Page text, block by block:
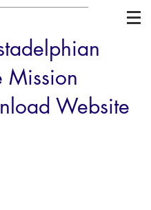
Mission
Website